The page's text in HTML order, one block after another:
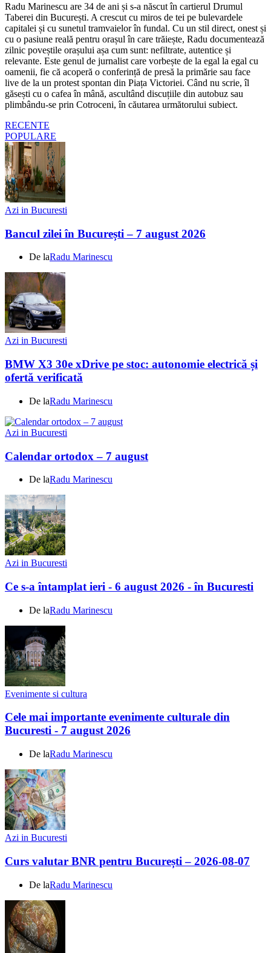
Radu Marinescu are 34 de ani și s-a născut în cartierul Drumul
Taberei din București. A crescut cu miros de tei pe bulevardele
capitalei și cu sunetul tramvaielor în fundal. Cu un stil direct, onest și
cu o pasiune reală pentru orașul în care trăiește, Radu documentează
zilnic poveștile orașului așa cum sunt: nefiltrate, autentice și
relevante. Este genul de jurnalist care vorbește de la egal la egal cu
oamenii, fie că acoperă o conferință de presă la primărie sau face
live de la un protest spontan din Piața Victoriei. Când nu scrie, îl
găsești cu o cafea în mână, ascultând discuțiile din autobuz sau
plimbându-se prin Cotroceni, în căutarea următorului subiect.
RECENTE
POPULARE
Azi in Bucuresti
Bancul zilei în București – 7 august 2026
De laRadu Marinescu
Azi in Bucuresti
BMW X3 30e xDrive pe stoc: autonomie electrică și
ofertă verificată
De laRadu Marinescu
Azi in Bucuresti
Calendar ortodox – 7 august
De laRadu Marinescu
Azi in Bucuresti
Ce s-a întamplat ieri - 6 august 2026 - în Bucuresti
De laRadu Marinescu
Evenimente si cultura
Cele mai importante evenimente culturale din
Bucuresti - 7 august 2026
De laRadu Marinescu
Azi in Bucuresti
Curs valutar BNR pentru București – 2026-08-07
De laRadu Marinescu